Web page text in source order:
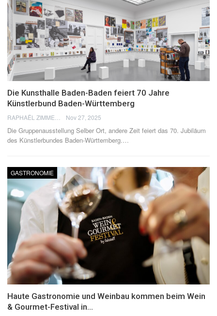
Die Kunsthalle Baden-Baden feiert 70 Jahre
Künstlerbund Baden-Württemberg
Nov 27, 2025
Die Gruppenausstellung Selber Ort, andere Zeit feiert das 70. Jubiläum
des Künstlerbundes Baden-Württemberg. …
GASTRONOMIE
Haute Gastronomie und Weinbau kommen beim Wein
& Gourmet-Festival in…